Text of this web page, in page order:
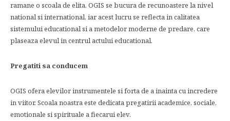
ramane o scoala de elita. OGIS se bucura de recunoastere la nivel
national si international, iar acest lucru se reflecta in calitatea
sistemului educational si a metodelor moderne de predare, care
plaseaza elevul in centrul actului educational.
Pregatiti sa conducem
OGIS ofera elevilor instrumentele si forta de a inainta cu incredere
in viitor. Scoala noastra este dedicata pregatirii academice, sociale,
emotionale si spirituale a fiecarui elev.